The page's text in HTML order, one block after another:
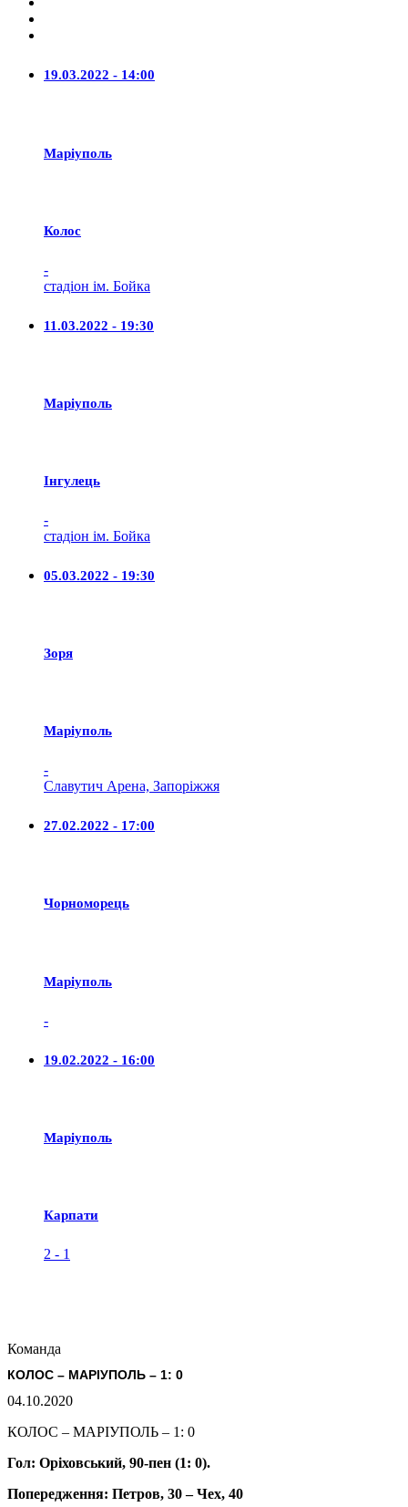
19.03.2022 - 14:00
Маріуполь
Колос
-
стадіон ім. Бойка
11.03.2022 - 19:30
Маріуполь
Iнгулець
-
стадіон ім. Бойка
05.03.2022 - 19:30
Зоря
Маріуполь
-
Славутич Арена, Запоріжжя
27.02.2022 - 17:00
Чорноморець
Маріуполь
-
19.02.2022 - 16:00
Маріуполь
Карпати
2 - 1
Команда
КОЛОС – МАРІУПОЛЬ – 1: 0
04.10.2020
КОЛОС – МАРІУПОЛЬ – 1: 0
Гол: Оріховський, 90-пен (1: 0).
Попередження: Петров, 30 – Чех, 40